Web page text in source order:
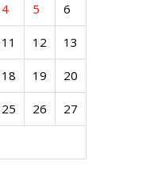
4 5 6
11 12 13
18 19 20
25 26 27